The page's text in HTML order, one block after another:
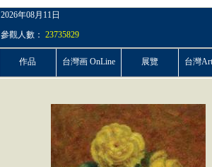
2026年08月11日
參觀人數： 23735829
作品 台灣画 OnLine 展覽 台灣